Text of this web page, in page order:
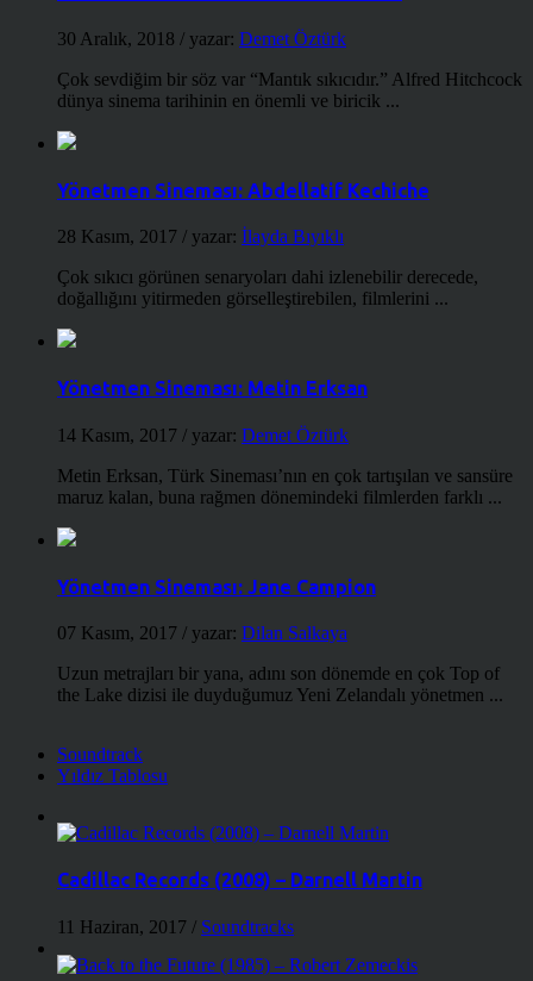
30 Aralık, 2018 / yazar: Demet Öztürk
Çok sevdiğim bir söz var “Mantık sıkıcıdır.” Alfred Hitchcock
dünya sinema tarihinin en önemli ve biricik ...
Yönetmen Sineması: Abdellatif Kechiche
28 Kasım, 2017 / yazar: İlayda Bıyıklı
Çok sıkıcı görünen senaryoları dahi izlenebilir derecede,
doğallığını yitirmeden görselleştirebilen, filmlerini ...
Yönetmen Sineması: Metin Erksan
14 Kasım, 2017 / yazar: Demet Öztürk
Metin Erksan, Türk Sineması’nın en çok tartışılan ve sansüre
maruz kalan, buna rağmen dönemindeki filmlerden farklı ...
Yönetmen Sineması: Jane Campion
07 Kasım, 2017 / yazar: Dilan Salkaya
Uzun metrajları bir yana, adını son dönemde en çok Top of
the Lake dizisi ile duyduğumuz Yeni Zelandalı yönetmen ...
Soundtrack
Yıldız Tablosu
Cadillac Records (2008) – Darnell Martin
11 Haziran, 2017 / Soundtracks